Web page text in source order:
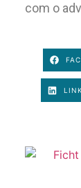
com o